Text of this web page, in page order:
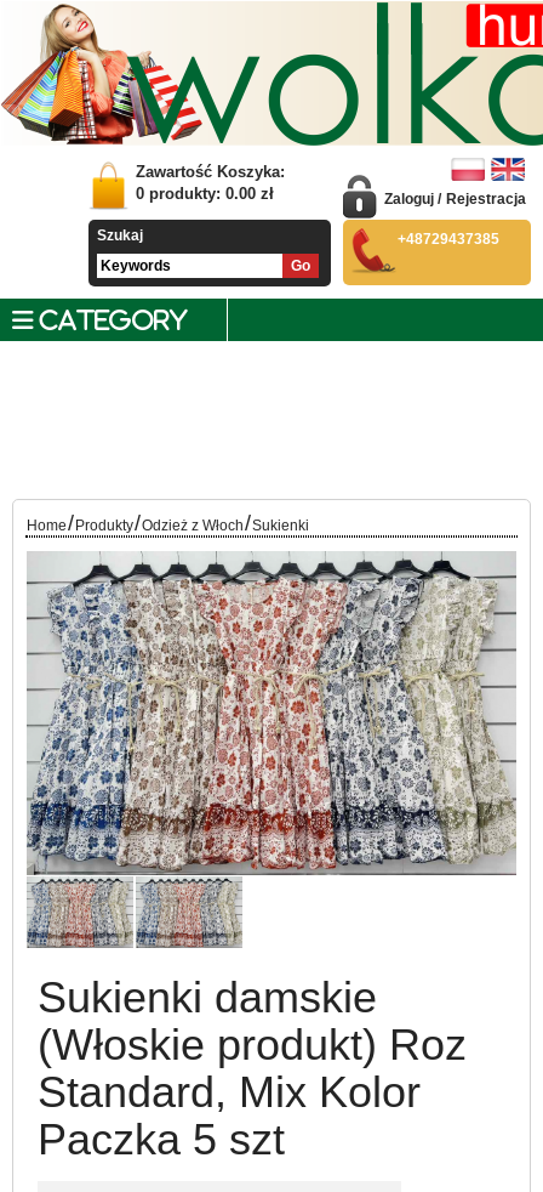
Zawartość Koszyka:
0 produkty: 0.00 zł
Szukaj
Zaloguj / Rejestracja
+48729437385
CATEGORY
Home/ Produkty/Odzież z Włoch/Sukienki
Sukienki damskie
(Włoskie produkt) Roz
Standard, Mix Kolor
Paczka 5 szt